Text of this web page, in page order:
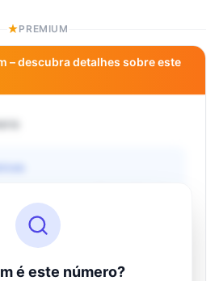
PREMIUM
– descubra detalhes sobre este
é este número?